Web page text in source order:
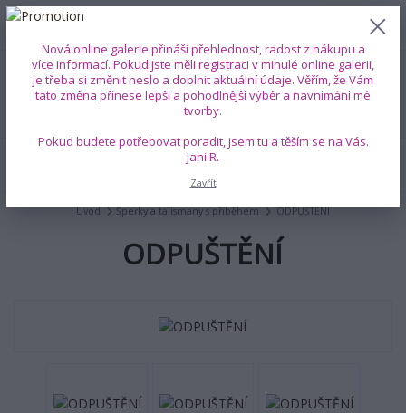
Menu
+420 739 353 708 0 ks
0 Kč
Úvod Šperky a talismany s příběhem ODPUŠTĚNÍ
ODPUŠTĚNÍ
Nová online galerie přináší přehlednost, radost z nákupu a
více informací. Pokud jste měli registraci v minulé online galerii,
je třeba si změnit heslo a doplnit aktuální údaje. Věřím, že Vám
tato změna přinese lepší a pohodlnější výběr a navnímání mé
tvorby.
Pokud budete potřebovat poradit, jsem tu a těším se na Vás.
Jani R.
Zavřít